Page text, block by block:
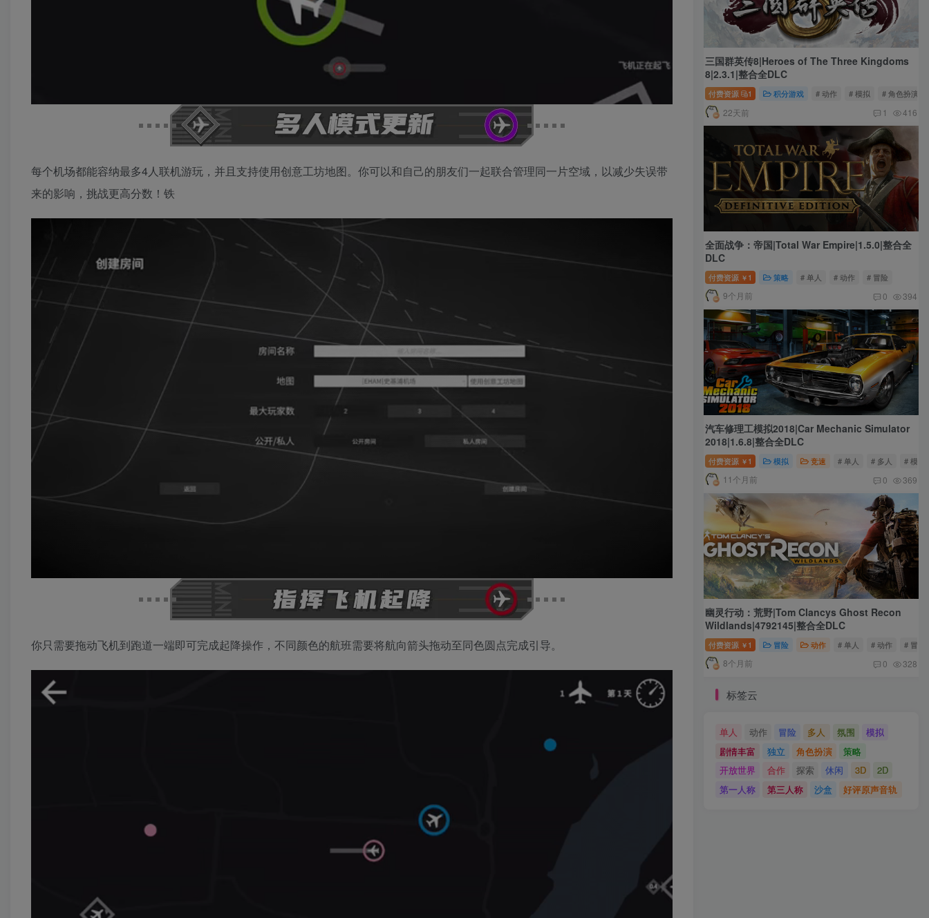
每个机场都能容纳最多4人联机游玩，并且支持使用创意工坊地图。你可以和自己的朋友们一起联合管理同一片空域，以减少失误带
来的影响，挑战更高分数！铁
你只需要拖动飞机到跑道一端即可完成起降操作，不同颜色的航班需要将航向箭头拖动至同色圆点完成引导。
三国群英传8|Heroes of The Three Kingdoms
8|2.3.1|整合全DLC
付费资源 1 积分游戏 # 动作 # 模拟 # 角色扮演
22天前 1 416
全面战争：帝国|Total War Empire|1.5.0|整合全
DLC
付费资源 ￥ 1 策略 # 单人 # 动作 # 冒险
9个月前 0 394
汽车修理工模拟2018|Car Mechanic Simulator
2018|1.6.8|整合全DLC
付费资源 ￥ 1 模拟 竞速 # 单人 # 多人 # 模拟
11个月前 0 369
幽灵行动：荒野|Tom Clancys Ghost Recon
Wildlands|4792145|整合全DLC
付费资源 ￥ 1 冒险 动作 # 单人 # 动作 # 冒险
8个月前 0 328
标签云
单人 动作 冒险 多人 氛围
模拟
剧情丰富
独立 角色扮演
策略
开放世界
合作 探索 休闲 3D
2D
第一人称
第三人称 沙盒 好评原声音轨